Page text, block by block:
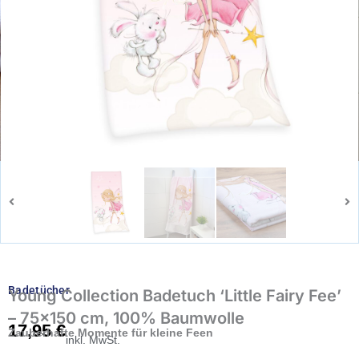
Badetücher
Young Collection Badetuch ‘Little Fairy Fee’
– 75×150 cm, 100% Baumwolle
17,95€inkl. MwSt.
Zauberhafte Momente für kleine Feen